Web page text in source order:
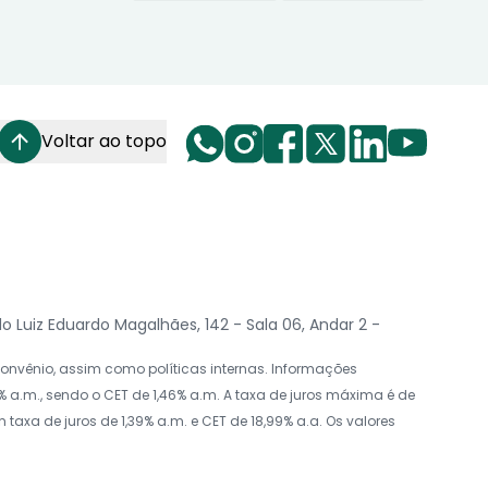
Voltar ao topo
Luiz Eduardo Magalhães, 142 - Sala 06, Andar 2 -
assim como políticas internas. Informações
sendo o CET de 1,46% a.m. A taxa de juros máxima é de
de juros de 1,39% a.m. e CET de 18,99% a.a. Os valores